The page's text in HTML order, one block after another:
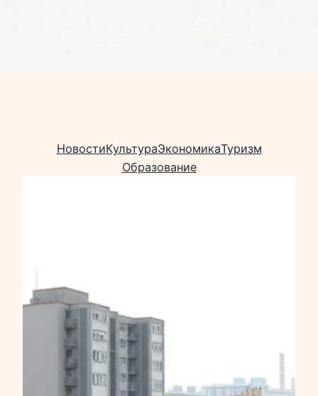
НовостиКультураЭкономикаТуризм
Образование